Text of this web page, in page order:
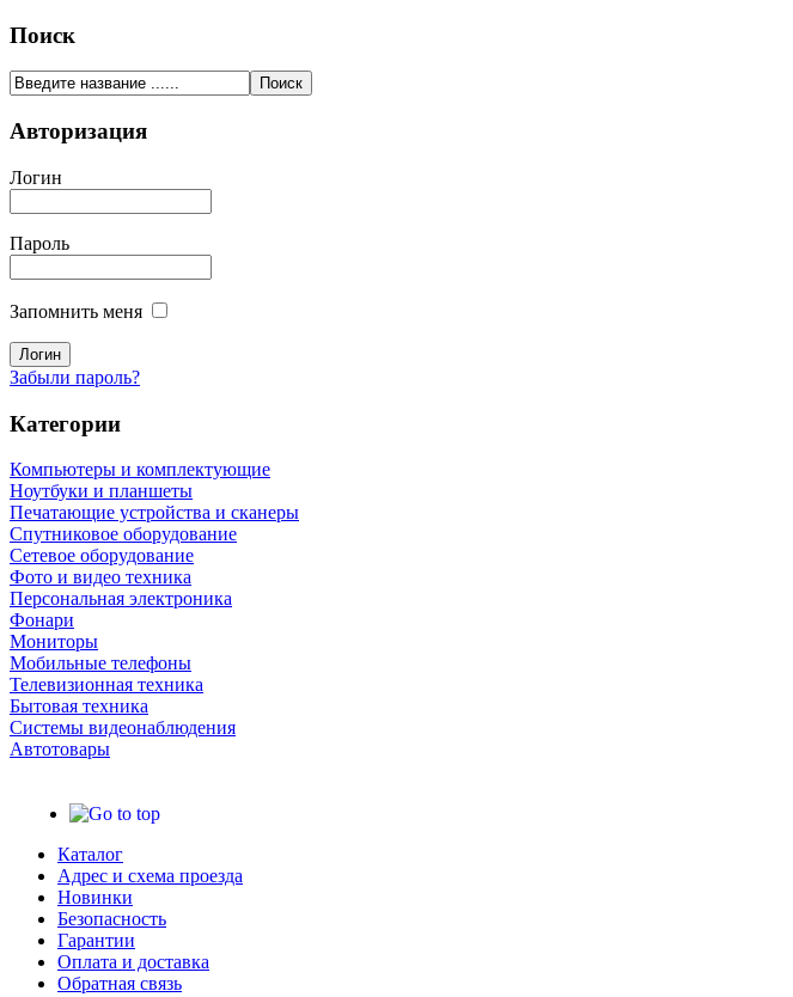
Поиск
Авторизация
Логин
Пароль
Запомнить меня
Забыли пароль?
Категории
Компьютеры и комплектующие
Ноутбуки и планшеты
Печатающие устройства и сканеры
Спутниковое оборудование
Сетевое оборудование
Фото и видео техника
Персональная электроника
Фонари
Мониторы
Мобильные телефоны
Телевизионная техника
Бытовая техника
Cистемы видеонаблюдения
Автотовары
Каталог
Адрес и схема проезда
Новинки
Безопасность
Гарантии
Оплата и доставка
Обратная связь